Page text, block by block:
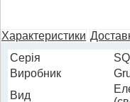
Характеристики
Cерія
Виробник
Вид